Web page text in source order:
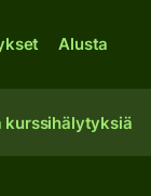
Alusta
kurssihälytyksiä